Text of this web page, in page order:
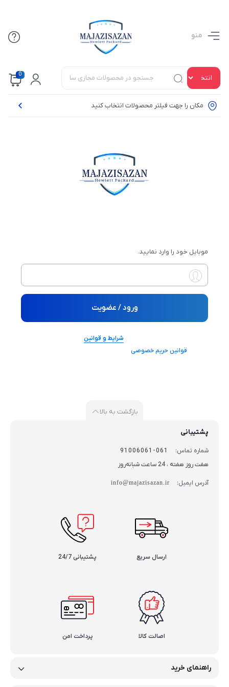
منو
0
مکان را جهت فیلتر محصولات انتخاب کنید
موبایل خود را وارد نمایید.
ورود / عضویت
شرایط و قوانیناستفاده از سرویس های
قوانین حریم خصوصیآن را می‌پذیرید.
بازگشت به بالا
پشتیبانی
شماره تماس:
061-91006061
هفت روز هفته ، 24 ساعت شبانه‌روز
آدرس ایمیل: info@majazisazan.ir
ارسال سریع پشتیبانی 24/7
اصالت کالا پرداخت امن
راهنمای خرید